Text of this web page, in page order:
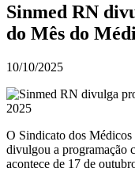
Sinmed RN
do Mês do
10/10/2025
O Sindicato dos
divulgou a programação
acontece de 17 de